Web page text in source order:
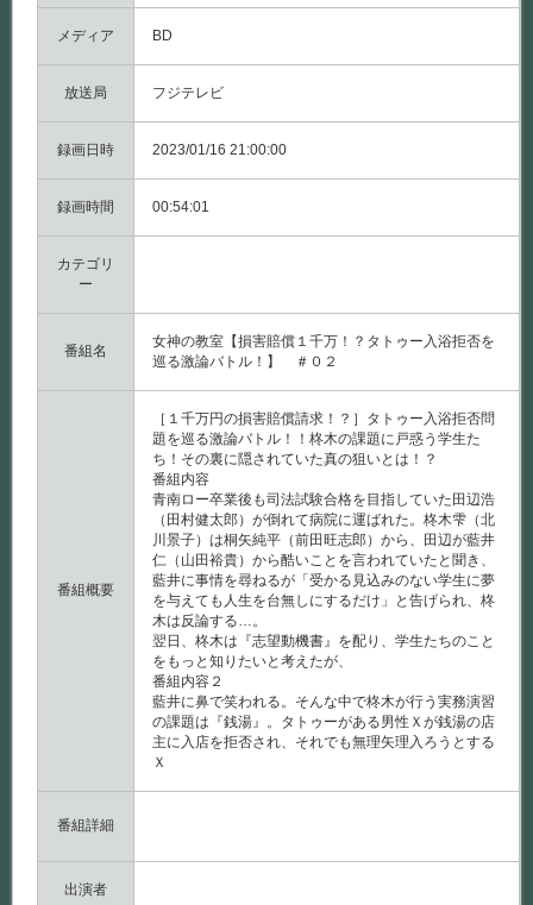
万！？
ゥ
浴
を
激
ル！】
＃
メディア BD
放送局 フジテレビ
録画日時 2023/01/16 21:00:00
録画時間 00:54:01
カテゴリ
ー
番組名
女神の教室【損害賠償１千万！？タトゥー入浴拒否を
巡る激論バトル！】 ＃０２
番組概要
［１千万円の損害賠償請求！？］タトゥー入浴拒否問
題を巡る激論バトル！！柊木の課題に戸惑う学生た
ち！その裏に隠されていた真の狙いとは！？
番組内容
青南ロー卒業後も司法試験合格を目指していた田辺浩
（田村健太郎）が倒れて病院に運ばれた。柊木雫（北
川景子）は桐矢純平（前田旺志郎）から、田辺が藍井
仁（山田裕貴）から酷いことを言われていたと聞き、
藍井に事情を尋ねるが「受かる見込みのない学生に夢
を与えても人生を台無しにするだけ」と告げられ、柊
木は反論する…。
翌日、柊木は『志望動機書』を配り、学生たちのこと
をもっと知りたいと考えたが、
番組内容２
藍井に鼻で笑われる。そんな中で柊木が行う実務演習
の課題は『銭湯』。タトゥーがある男性Ｘが銭湯の店
主に入店を拒否され、それでも無理矢理入ろうとする
Ｘ
番組詳細
出演者